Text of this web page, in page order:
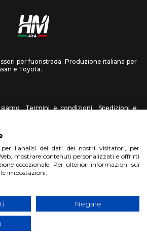
per fuoristrada. Produzione italiana per
e Toyota.
Termini e condizioni
Spedizioni e
assistenza Invia una foto
Accedi
S.R.L.
realizzato da
l'analisi dei dati dei nostri visitatori, per
mostrare contenuti personalizzati e offrirti
eccezionale. Per ulteriori informazioni sui
impostazioni.
Negare